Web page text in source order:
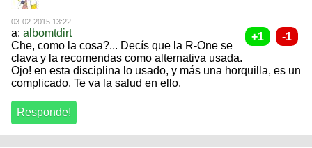
03-02-2015 13:22
a: albomtdirt
Che, como la cosa?... Decís que la R-One se
clava y la recomendas como alternativa usada.
Ojo! en esta disciplina lo usado, y más una horquilla, es un
complicado. Te va la salud en ello.